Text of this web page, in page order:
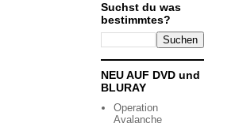
Suchst du was
bestimmtes?
NEU AUF DVD und
BLURAY
Operation
Avalanche